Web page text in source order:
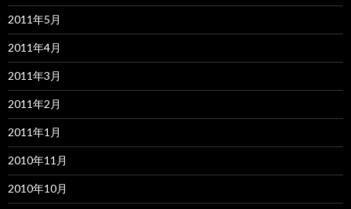
2011年5月
2011年4月
2011年3月
2011年2月
2011年1月
2010年11月
2010年10月